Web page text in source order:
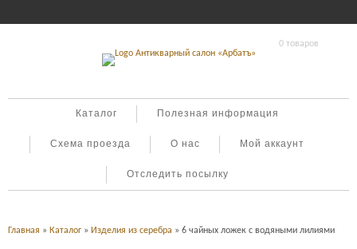
0 товаров
Каталог Полезная информация
Схема проезда О нас Мой аккаунт
Отследить посылку
Главная » Каталог » Изделия из серебра » 6 чайных ложек с водяными лилиями